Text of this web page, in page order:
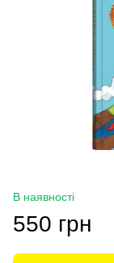
В наявності
550 грн